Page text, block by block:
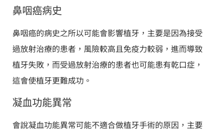
鼻咽癌病史
鼻咽癌的病史之所以可能會影響植牙，主要是因為接受
過放射治療的患者，風險較高且免疫力較弱，進而導致
植牙失敗，而受過放射治療的患者也可能患有乾口症，
這會使植牙更難成功。
凝血功能異常
會說凝血功能異常可能不適合做植牙手術的原因，主要